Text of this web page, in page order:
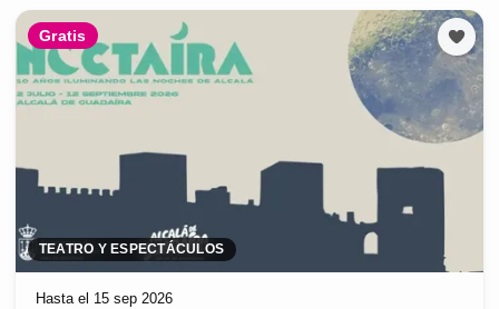
Gratis
TEATRO Y ESPECTÁCULOS
Hasta el 15 sep 2026